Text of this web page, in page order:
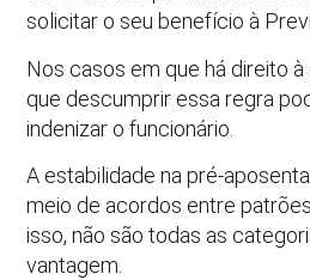
solicitar o seu benefício à
Nos casos em que há direito
que descumprir essa regra
indenizar o funcionário.
A estabilidade na pré-
meio de acordos entre
isso, não são todas as
vantagem.